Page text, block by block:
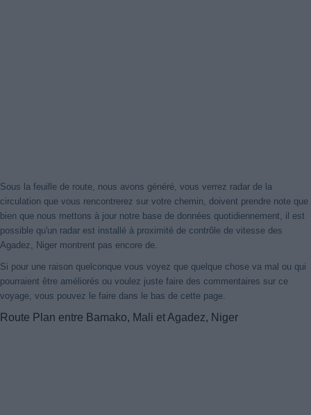
Sous la feuille de route, nous avons généré, vous verrez radar de la
circulation que vous rencontrerez sur votre chemin, doivent prendre note que
bien que nous mettons à jour notre base de données quotidiennement, il est
possible qu'un radar est installé à proximité de contrôle de vitesse des
Agadez, Niger montrent pas encore de.
Si pour une raison quelconque vous voyez que quelque chose va mal ou qui
pourraient être améliorés ou voulez juste faire des commentaires sur ce
voyage, vous pouvez le faire dans le bas de cette page.
Route Plan entre Bamako, Mali et Agadez, Niger